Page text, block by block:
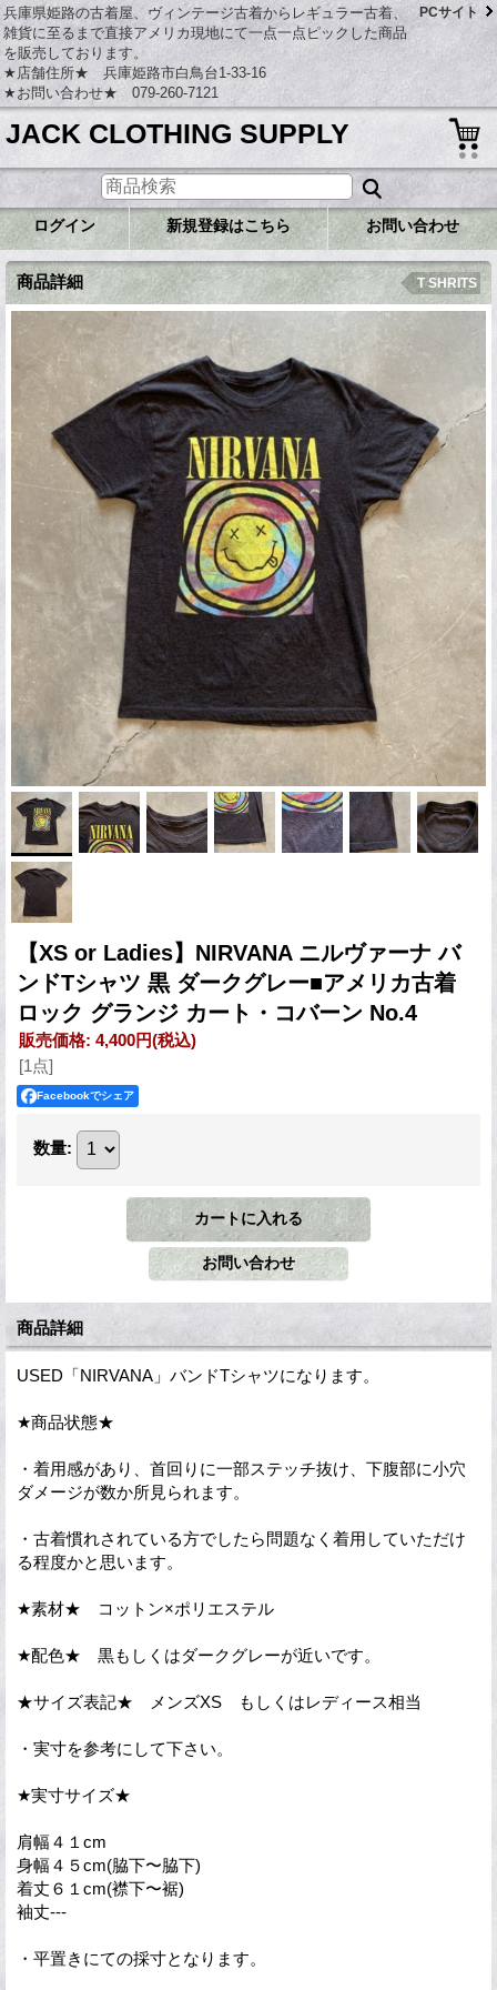
兵庫県姫路の古着屋、ヴィンテージ古着からレギュラー古着、
雑貨に至るまで直接アメリカ現地にて一点一点ピックした商品
を販売しております。
★店舗住所★ 兵庫姫路市白鳥台1-33-16
★お問い合わせ★ 079-260-7121
PCサイト
JACK CLOTHING SUPPLY
ログイン 新規登録はこちら お問い合わせ
商品詳細 T SHRITS
【XS or Ladies】NIRVANA ニルヴァーナ バ
ンドTシャツ 黒 ダークグレー■アメリカ古着
ロック グランジ カート・コバーン No.4
販売価格: 4,400円(税込)
[1点]
Facebookでシェア
数量:
商品詳細
USED「NIRVANA」バンドTシャツになります。
★商品状態★
・着用感があり、首回りに一部ステッチ抜け、下腹部に小穴
ダメージが数か所見られます。
・古着慣れされている方でしたら問題なく着用していただけ
る程度かと思います。
★素材★ コットン×ポリエステル
★配色★ 黒もしくはダークグレーが近いです。
★サイズ表記★ メンズXS もしくはレディース相当
・実寸を参考にして下さい。
★実寸サイズ★
肩幅４１cm
身幅４５cm(脇下〜脇下)
着丈６１cm(襟下〜裾)
袖丈---
・平置きにての採寸となります。